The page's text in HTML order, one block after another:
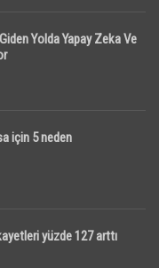
Yolda Yapay Zeka Ve
için 5 neden
yüzde 127 arttı